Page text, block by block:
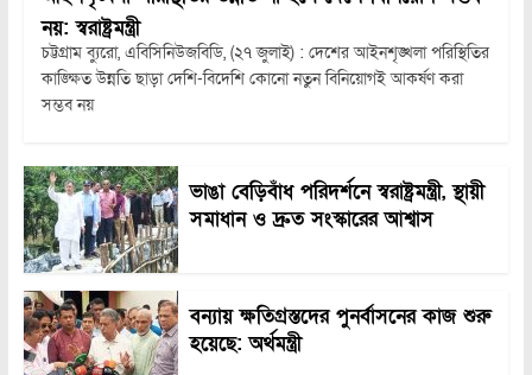
নয়: স্বরাষ্ট্রমন্ত্রী
চট্টগ্রাম ব্যুরো, এবিসিনিউজবিডি, (২৭ জুলাই) : দেশের আইনশৃঙ্খলা পরিস্থিতির
কাঙ্ক্ষিত উন্নতি ছাড়া দেশি-বিদেশি কোনো নতুন বিনিয়োগই আকর্ষণ করা
সম্ভব নয়
ভাঙা বেড়িবাঁধ পরিদর্শনে স্বরাষ্ট্রমন্ত্রী, স্থায়ী
সমাধান ও দ্রুত সংস্কারের আশ্বাস
বন্যায় ক্ষতিগ্রস্তদের পুনর্বাসনের কাজ শুরু
হয়েছে: অর্থমন্ত্রী